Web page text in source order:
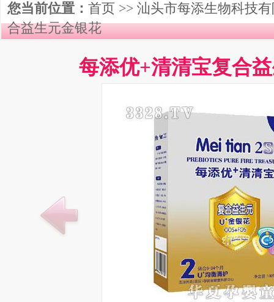
您当前位置： 首页 >> 汕头市每添生物科技
合益生元金银花
每添优+清清宝复合